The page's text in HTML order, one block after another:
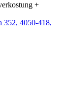
+
352, 4050-418,